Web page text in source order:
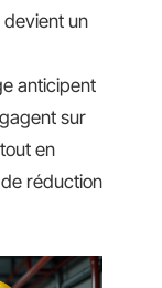
un
anticipent
sur
en
réduction